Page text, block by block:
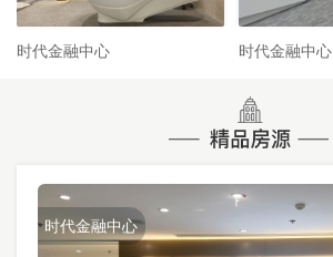
时代金融中心 时代金融中心
时代金融中心